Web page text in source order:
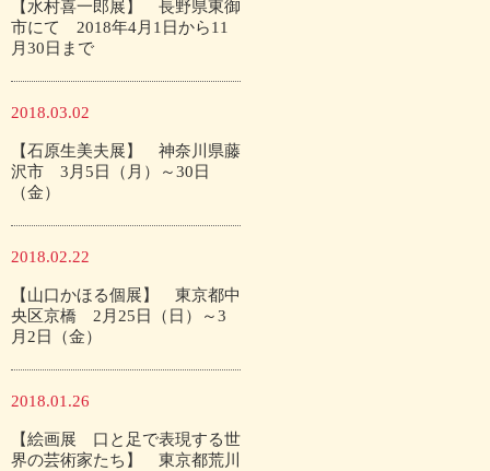
【水村喜一郎展】 長野県東御
市にて 2018年4月1日から11
月30日まで
2018.03.02
【石原生美夫展】 神奈川県藤
沢市 3月5日（月）～30日
（金）
2018.02.22
【山口かほる個展】 東京都中
央区京橋 2月25日（日）～3
月2日（金）
2018.01.26
【絵画展 口と足で表現する世
界の芸術家たち】 東京都荒川